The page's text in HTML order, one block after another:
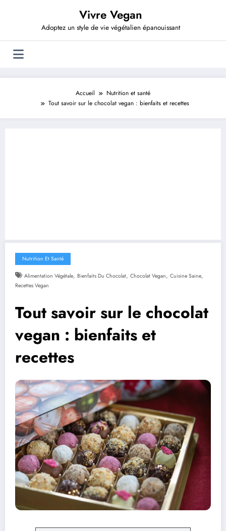
Vivre Vegan
Adoptez un style de vie végétalien épanouissant
Accueil
Nutrition et santé
Tout savoir sur le chocolat vegan : bienfaits et recettes
Nutrition Et Santé
Alimentation Végétale, Bienfaits Du Chocolat, Chocolat Vegan, Cuisine Saine,
Recettes Vegan
Tout savoir sur le chocolat
vegan : bienfaits et
recettes